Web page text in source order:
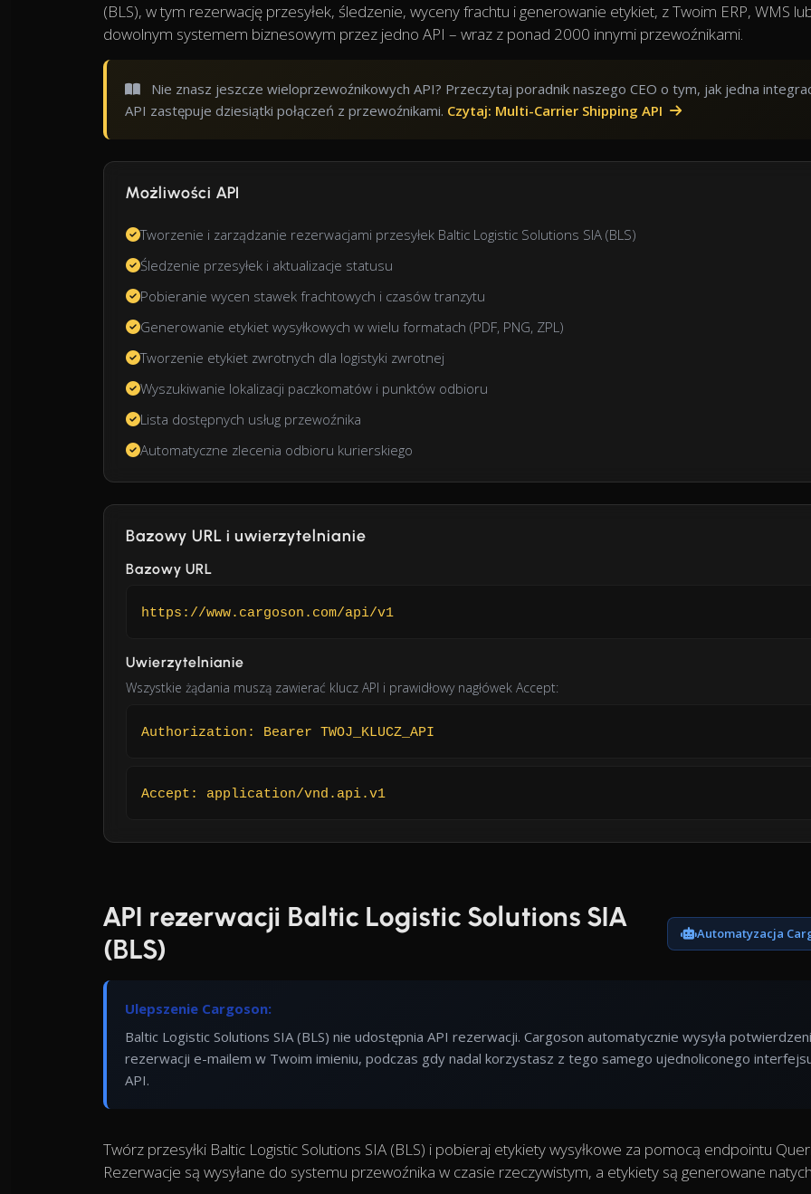
(BLS), w tym rezerwację przesyłek, śledzenie, wyceny frachtu i generowanie etykiet, z Twoim ERP, WMS
dowolnym systemem biznesowym przez jedno API – wraz z ponad 2000 innymi przewoźnikami.
Nie znasz jeszcze wieloprzewoźnikowych API? Przeczytaj poradnik naszego CEO o tym, jak jedna
API zastępuje dziesiątki połączeń z przewoźnikami. Czytaj: Multi-Carrier Shipping API
Możliwości API
Tworzenie i zarządzanie rezerwacjami przesyłek Baltic Logistic Solutions SIA (BLS)
Śledzenie przesyłek i aktualizacje statusu
Pobieranie wycen stawek frachtowych i czasów tranzytu
Generowanie etykiet wysyłkowych w wielu formatach (PDF, PNG, ZPL)
Tworzenie etykiet zwrotnych dla logistyki zwrotnej
Wyszukiwanie lokalizacji paczkomatów i punktów odbioru
Lista dostępnych usług przewoźnika
Automatyczne zlecenia odbioru kurierskiego
Bazowy URL i uwierzytelnianie
Bazowy URL
https://www.cargoson.com/api/v1
Uwierzytelnianie
Wszystkie żądania muszą zawierać klucz API i prawidłowy nagłówek Accept:
Authorization: Bearer TWOJ_KLUCZ_API
Accept: application/vnd.api.v1
API rezerwacji Baltic Logistic Solutions SIA
(BLS)
Automatyzacja
Ulepszenie Cargoson:
Baltic Logistic Solutions SIA (BLS) nie udostępnia API rezerwacji. Cargoson automatycznie wysyła
rezerwacji e-mailem w Twoim imieniu, podczas gdy nadal korzystasz z tego samego ujednoliconego
API.
Twórz przesyłki Baltic Logistic Solutions SIA (BLS) i pobieraj etykiety wysyłkowe za pomocą endpointu
Rezerwacje są wysyłane do systemu przewoźnika w czasie rzeczywistym, a etykiety są generowane